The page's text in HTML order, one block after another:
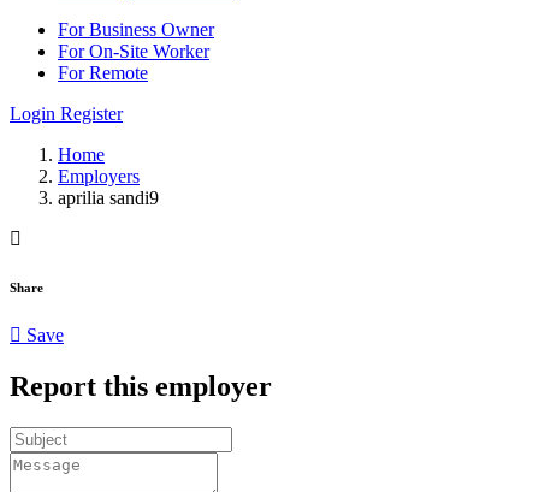
For Business Owner
For On-Site Worker
For Remote
Login Register
Home
Employers
aprilia sandi9
Share
Save
Report this employer